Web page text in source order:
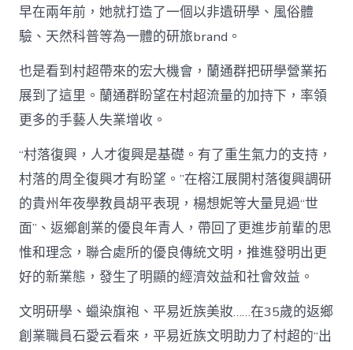
早在兩年前，她就打造了一個以非遺研學、風俗體
驗、天然科普等為一體的研旅brand。
也是看到村超帶來的宏大機會，蘭通群把研學營業拓
展到了這里。蘭通群盼望在村超流量的加持下，率領
更多的手藝人失業增收。
“村落復興，人才復興是基礎。有了重生氣力的支持，
村落的周全復興才有盼望。”在榕江展開村落復興調研
的貴州年夜學教員胡平表現，楊想妮等大量見過“世
面”、返鄉創業的優良年青人，帶回了更進步前輩的思
惟和理念，聯合處所的優良傳統文明，推進發明出更
好的新業態，發生了明顯的經濟效益和社會效益。
文明研學、蠟染旗袍、平易近族美妝……在35歲的返鄉
創業職員石愛云看來，平易近族文明助力了村超的“出